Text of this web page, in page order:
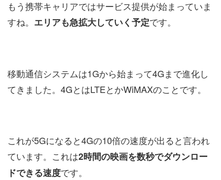
もう携帯キャリアではサービス提供が始まっていま
すね。 エリアも急拡大していく予定です。
移動通信システムは1Gから始まって4Gまで進化し
てきました。4GとはLTEとかWiMAXのことです。
これが5Gになると4Gの10倍の速度が出ると言われ
ています。これは2時間の映画を数秒でダウンロー
ドできる速度です。